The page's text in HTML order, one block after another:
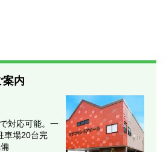
案内
対応可能。一
車場20台完